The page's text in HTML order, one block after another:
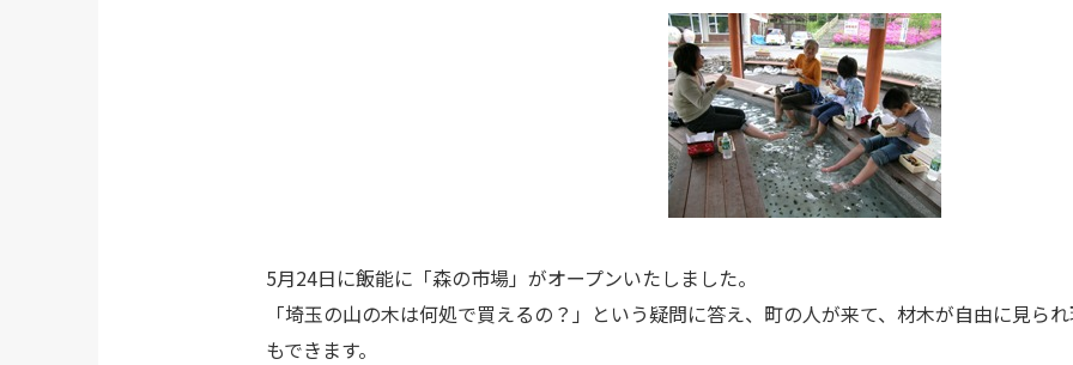
5月24日に飯能に「森の市場」がオープンいたしました。
「埼玉の山の木は何処で買えるの？」という疑問に答え、町の人が来て、材木が自由に見ら
もできます。